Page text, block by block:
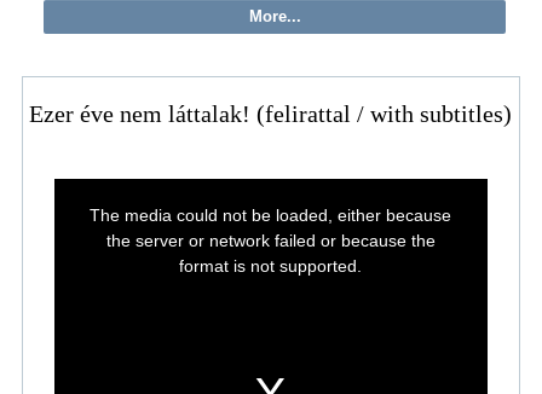
Ezer éve nem láttalak! (felirattal / with subtitles)
The media could not be loaded, either because
the server or network failed or because the
format is not supported.